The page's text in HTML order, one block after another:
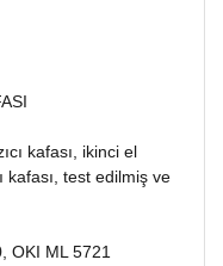
kafası, ikinci el
kafası, test edilmiş ve
OKI ML 5721